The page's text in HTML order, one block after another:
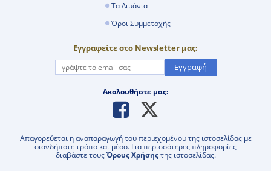
Τα Λιμάνια
Όροι Συμμετοχής
Εγγραφείτε στο Newsletter μας:
Εγγραφή
Ακολουθήστε μας:
Απαγορεύεται η αναπαραγωγή του περιεχομένου της ιστοσελίδας με
οιανδήποτε τρόπο και μέσο. Για περισσότερες πληροφορίες
διαβάστε τουςΌρους Χρήσηςτης ιστοσελίδας.